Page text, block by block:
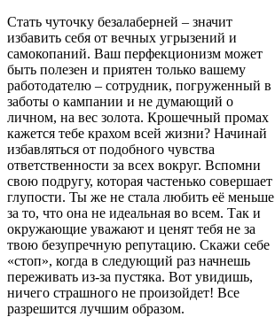
Стать чуточку безалаберней – значит
избавить себя от вечных угрызений и
самокопаний. Ваш перфекционизм может
быть полезен и приятен только вашему
работодателю – сотрудник, погруженный в
заботы о кампании и не думающий о
личном, на вес золота. Крошечный промах
кажется тебе крахом всей жизни? Начинай
избавляться от подобного чувства
ответственности за всех вокруг. Вспомни
свою подругу, которая частенько совершает
глупости. Ты же не стала любить её меньше
за то, что она не идеальная во всем. Так и
окружающие уважают и ценят тебя не за
твою безупречную репутацию. Скажи себе
«стоп», когда в следующий раз начнешь
переживать из-за пустяка. Вот увидишь,
ничего страшного не произойдет! Все
разрешится лучшим образом.